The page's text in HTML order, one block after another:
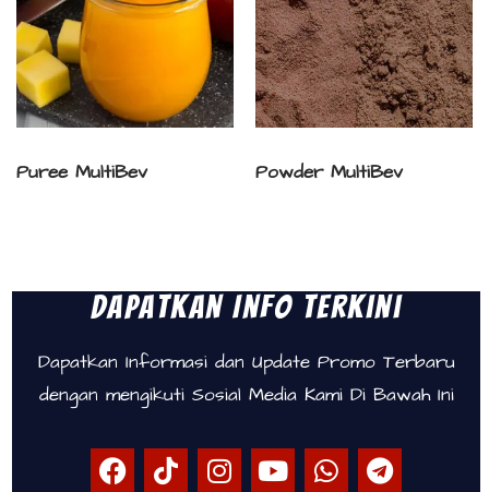
Puree MultiBev Powder MultiBev
Dapatkan Info Terkini
Dapatkan Informasi dan Update Promo Terbaru
dengan mengikuti Sosial Media Kami Di Bawah Ini